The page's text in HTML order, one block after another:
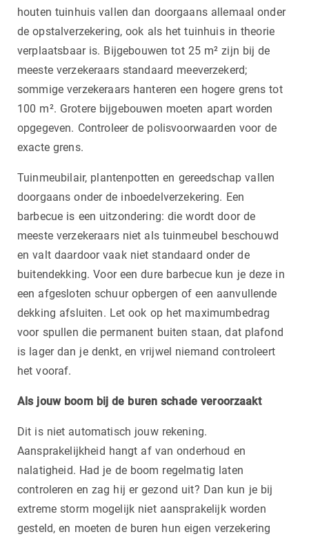
houten tuinhuis vallen dan doorgaans allemaal onder
de opstalverzekering, ook als het tuinhuis in theorie
verplaatsbaar is. Bijgebouwen tot 25 m² zijn bij de
meeste verzekeraars standaard meeverzekerd;
sommige verzekeraars hanteren een hogere grens tot
100 m². Grotere bijgebouwen moeten apart worden
opgegeven. Controleer de polisvoorwaarden voor de
exacte grens.
Tuinmeubilair, plantenpotten en gereedschap vallen
doorgaans onder de inboedelverzekering. Een
barbecue is een uitzondering: die wordt door de
meeste verzekeraars niet als tuinmeubel beschouwd
en valt daardoor vaak niet standaard onder de
buitendekking. Voor een dure barbecue kun je deze in
een afgesloten schuur opbergen of een aanvullende
dekking afsluiten. Let ook op het maximumbedrag
voor spullen die permanent buiten staan, dat plafond
is lager dan je denkt, en vrijwel niemand controleert
het vooraf.
Als jouw boom bij de buren schade veroorzaakt
Dit is niet automatisch jouw rekening.
Aansprakelijkheid hangt af van onderhoud en
nalatigheid. Had je de boom regelmatig laten
controleren en zag hij er gezond uit? Dan kun je bij
extreme storm mogelijk niet aansprakelijk worden
gesteld, en moeten de buren hun eigen verzekering